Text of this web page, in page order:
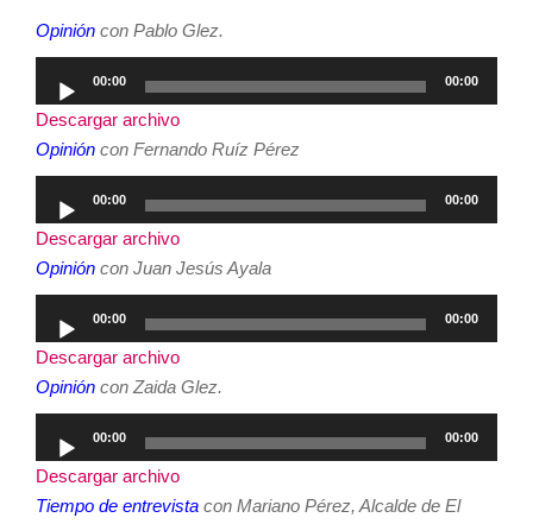
Opinión con Pablo Glez.
de
audio
00:00 00:00
Descargar archivo
Opinión con Fernando Ruíz Pérez
de
audio
00:00 00:00
Descargar archivo
Opinión con Juan Jesús Ayala
de
audio
00:00 00:00
Descargar archivo
Opinión con Zaida Glez.
de
audio
00:00 00:00
Descargar archivo
Tiempo de entrevista con Mariano Pérez, Alcalde de El